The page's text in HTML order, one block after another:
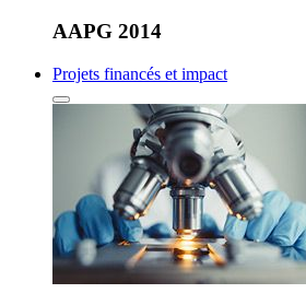
AAPG 2014
Projets financés et impact